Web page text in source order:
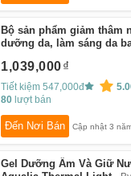
Bộ sản phẩm giảm thâm
dưỡng da, làm sáng da
Flagship Store
1,039,000
Tiết kiệm 547,000đ
80 lượt bán
Đến Nơi Bán Cập nhật 3
Gel Dưỡng Ẩm Và Giữ